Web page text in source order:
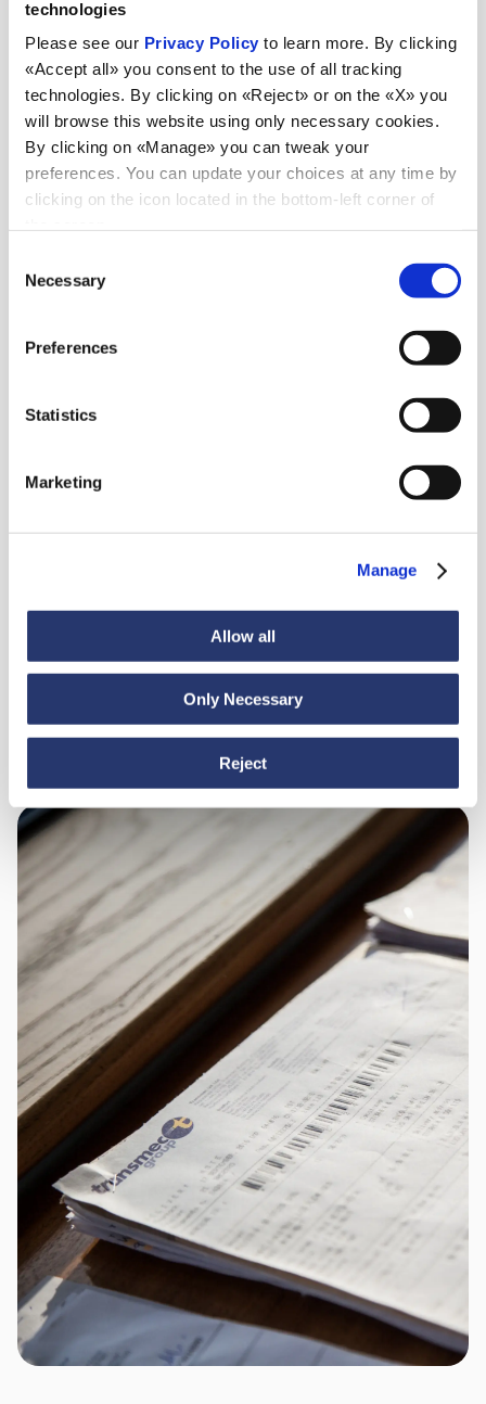
technologies
Please see our Privacy Policy to learn more. By clicking
«Accept all» you consent to the use of all tracking
technologies. By clicking on «Reject» or on the «X» you
will browse this website using only necessary cookies.
By clicking on «Manage» you can tweak your
preferences. You can update your choices at any time by
clicking on the icon located in the bottom-left corner of
Selection
Necessary
Preferences
Statistics
Marketing
Manage
Allow all
Only Necessary
Reject
Transmec
01
Magazzino doganale di proprietà per deposito merci
allo stato estero
03 Consulenza documentale (lettere di credito)
pericolose, temperatura controllata, fuori sagoma, capi
appesi
Assistenza e consulenza madrelingua dall'origine della
spedizione fino a destinazione